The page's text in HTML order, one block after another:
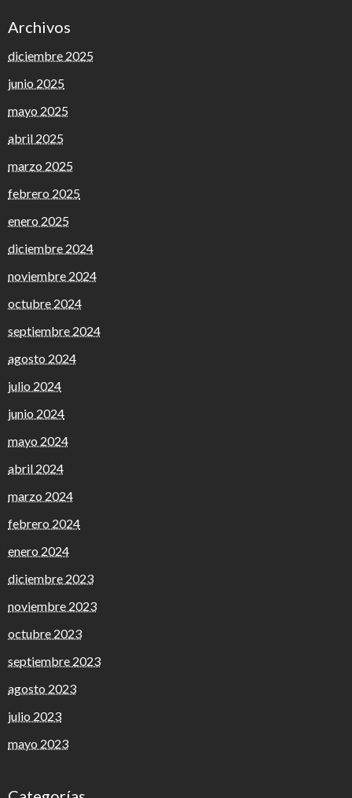
Archivos
diciembre 2025
junio 2025
mayo 2025
abril 2025
marzo 2025
febrero 2025
enero 2025
diciembre 2024
noviembre 2024
octubre 2024
septiembre 2024
agosto 2024
julio 2024
junio 2024
mayo 2024
abril 2024
marzo 2024
febrero 2024
enero 2024
diciembre 2023
noviembre 2023
octubre 2023
septiembre 2023
agosto 2023
julio 2023
mayo 2023